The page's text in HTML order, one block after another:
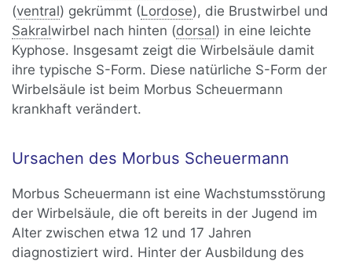
(ventral) gekrümmt (Lordose), die Brustwirbel und
Sakralwirbel nach hinten (dorsal) in eine leichte
Kyphose. Insgesamt zeigt die Wirbelsäule damit
ihre typische S-Form. Diese natürliche S-Form der
Wirbelsäule ist beim Morbus Scheuermann
krankhaft verändert.
Ursachen des Morbus Scheuermann
Morbus Scheuermann ist eine Wachstumsstörung
der Wirbelsäule, die oft bereits in der Jugend im
Alter zwischen etwa 12 und 17 Jahren
diagnostiziert wird. Hinter der Ausbildung des